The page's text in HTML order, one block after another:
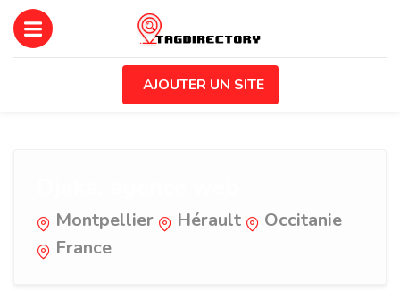
AJOUTER UN SITE
Montpellier Hérault
Occitanie
France